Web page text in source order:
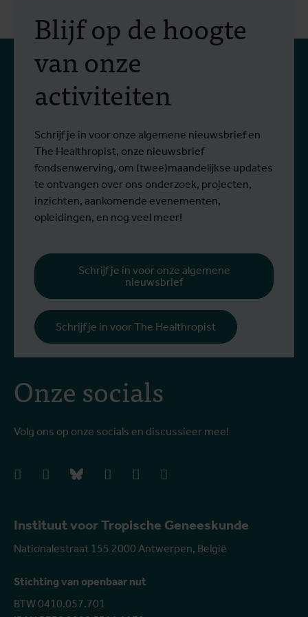
In Bunia start een studie
naar twee behandelingen
tegen het Bundibugyo-
virus
Sinds het begin van de uitbraak zijn meer
430 mensen overleden.
Instituut voor Tropische Geneeskunde
Nationalestraat 155 2000 Antwerpen, België
Stichting van openbaar nut
BTW 0410.057.701
Onze socials
Volg ons op onze socials en discussieer mee!
facebookinstagrambluesky linkedIn youtube
Blijf op de hoogte
van onze
activiteiten
Schrijf je in voor onze algemene nieuwsbrief en
The Healthropist, onze nieuwsbrief
fondsenwerving, om (twee)maandelijkse updates
te ontvangen over ons onderzoek, projecten,
inzichten, aankomende evenementen,
opleidingen, en nog veel meer!
Schrijf je in voor onze algemene
nieuwsbrief
Schrijf je in voor The Healthropist